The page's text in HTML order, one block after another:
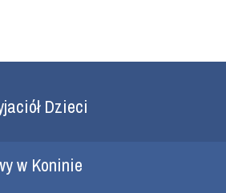
Dzieci
w Koninie